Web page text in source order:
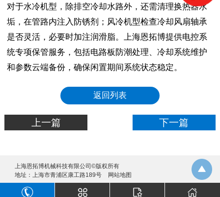
对于水冷机型，除排空冷却水路外，还需清理换热器水
垢，在管路内注入防锈剂；风冷机型检查冷却风扇轴承
是否灵活，必要时加注润滑脂。上海恩拓博提供电控系
统专项保管服务，包括电路板防潮处理、冷却系统维护
和参数云端备份，确保闲置期间系统状态稳定。
返回列表
上一篇 下一篇
上海恩拓博机械科技有限公司©版权所有
地址：上海市青浦区康工路189号
网站地图